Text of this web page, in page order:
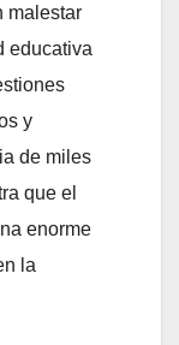
malestar
educativa
y
de miles
que el
enorme
la